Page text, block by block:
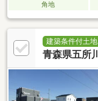
角地
建築条件付土地
青森県五所